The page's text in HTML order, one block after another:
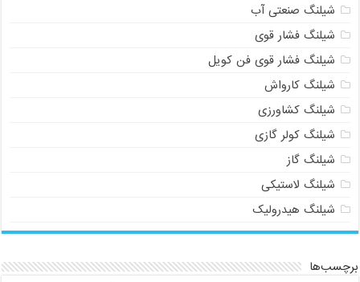
شیلنگ صنعتی آب
شیلنگ فشار قوی
شیلنگ فشار قوی فن کویل
شیلنگ کارواش
شیلنگ کشاورزی
شیلنگ کولر گازی
شیلنگ گاز
شیلنگ لاستیکی
شیلنگ هیدرولیک
برچسب‌ها